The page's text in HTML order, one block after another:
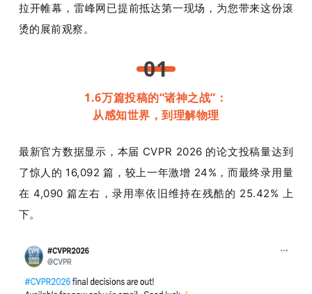
心
题
爱
机
拉开帷幕，雷峰网已提前抵达第一现场，为您带来这份滚
烫的展前观察。
01
1.6万篇投稿的“诸神之战”：
从感知世界，到理解物理
最新官方数据显示，本届 CVPR 2026 的论文投稿量达到
了惊人的 16,092 篇，较上一年激增 24%，而最终录用量
在 4,090 篇左右，录用率依旧维持在残酷的 25.42% 上
下。